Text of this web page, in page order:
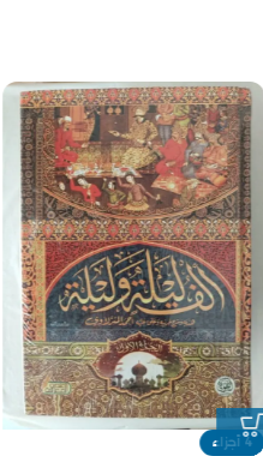
4 أجزاء